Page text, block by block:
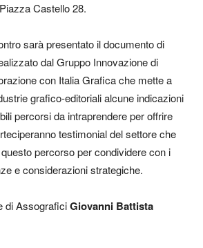
Castello 28.
sarà presentato il documento di
dal Gruppo Innovazione di
con Italia Grafica che mette a
grafico-editoriali alcune indicazioni
percorsi da intraprendere per offrire
testimonial del settore che
percorso per condividere con i
e considerazioni strategiche.
di AssograficiGiovanni Battista